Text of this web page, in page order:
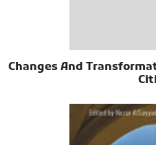
Changes And